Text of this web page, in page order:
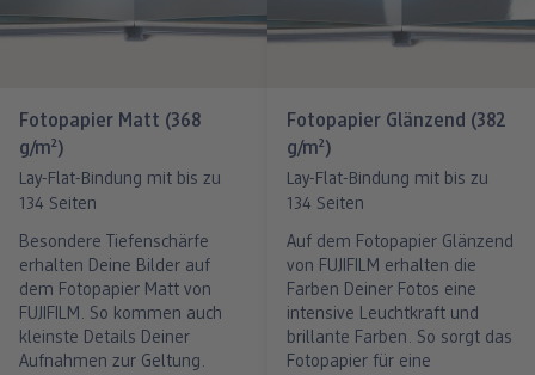
Fotopapier Matt (368
g/m²)
Lay-Flat-Bindung mit bis zu
134 Seiten
Besondere Tiefenschärfe
erhalten Deine Bilder auf
dem Fotopapier Matt von
FUJIFILM. So kommen auch
kleinste Details Deiner
Aufnahmen zur Geltung.
Fotopapier Glänzend (382
g/m²)
Lay-Flat-Bindung mit bis zu
134 Seiten
Auf dem Fotopapier Glänzend
von FUJIFILM erhalten die
Farben Deiner Fotos eine
intensive Leuchtkraft und
brillante Farben. So sorgt das
Fotopapier für eine